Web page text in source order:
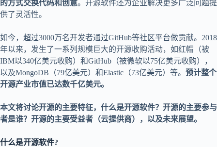
的方式交换代码和创意。开源软件还为企业解决更多广泛问题提
供了灵活性。
如今，超过3000万名开发者通过GitHub等社区平台做贡献。2018
年以来，发生了一系列规模巨大的开源收购活动，如红帽（被
IBM以340亿美元收购）和GitHub（被微软以75亿美元收购），
以及MongoDB（79亿美元）和Elastic（73亿美元）等。 预计整个
开源产业市值已达数千亿美元。
本文将讨论开源的主要特征，什么是开源软件？开源的主要参与
者是谁？开源的主要受益者（云提供商），以及未来展望。
什么是开源软件?